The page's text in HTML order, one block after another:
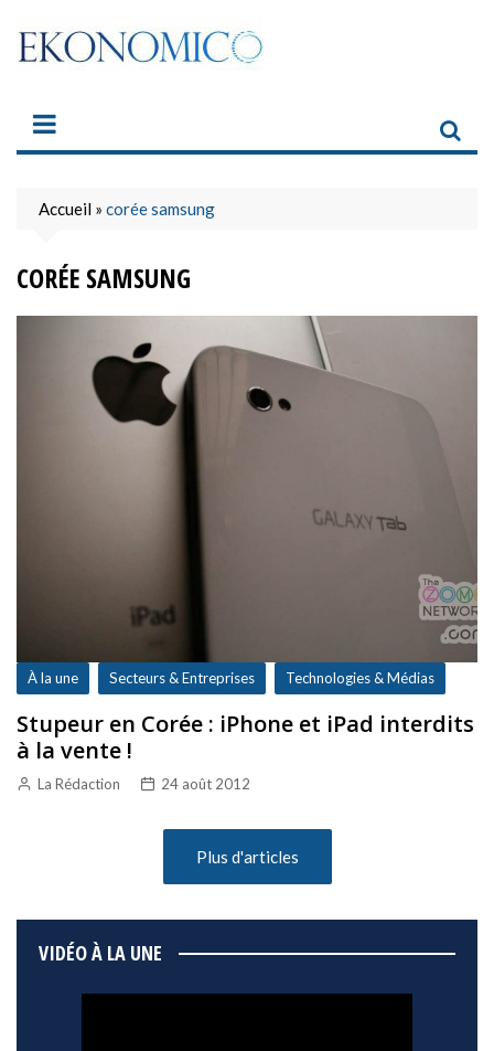
content
Accueil » corée samsung
CORÉE SAMSUNG
À la une Secteurs & Entreprises Technologies & Médias
Stupeur en Corée : iPhone et iPad interdits
à la vente !
La Rédaction 24 août 2012
Plus d'articles
VIDÉO À LA UNE